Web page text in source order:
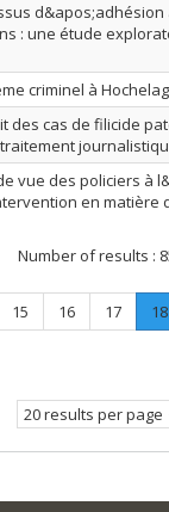
d&apos;adhésion
: une étude
criminel à
des cas de filicide
vue des policiers à
en matière
Number of results :
Page
15 Page
16 Page
17 18.
20 results per page